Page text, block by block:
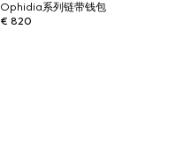
Ophidia系列链带钱包
€ 820